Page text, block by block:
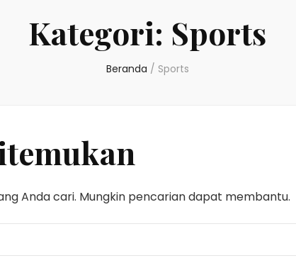
Kategori: Sports
Beranda / Sports
Anda cari. Mungkin pencarian dapat membantu.